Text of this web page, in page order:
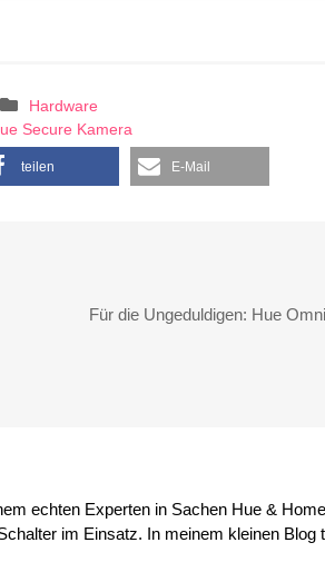
Hardware
Secure Kamera
teilen E-Mail
Für die Ungeduldigen: Hue
echten Experten in Sachen Hue &
im Einsatz. In meinem kleinen Blog